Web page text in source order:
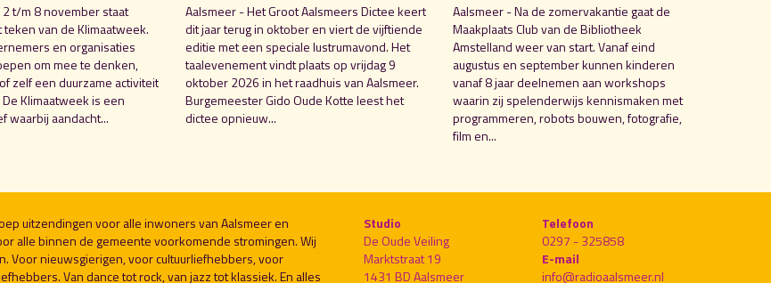
t/m 8 november staat
van de Klimaatweek.
en organisaties
om mee te denken,
zelf een duurzame activiteit
Klimaatweek is een
waarbij aandacht...
Aalsmeer - Het Groot Aalsmeers Dictee keert
dit jaar terug in oktober en viert de vijftiende
editie met een speciale lustrumavond. Het
taalevenement vindt plaats op vrijdag 9
oktober 2026 in het raadhuis van Aalsmeer.
Burgemeester Gido Oude Kotte leest het
dictee opnieuw...
Aalsmeer - Na de zomervakantie gaat de
Maakplaats Club van de Bibliotheek
Amstelland weer van start. Vanaf eind
augustus en september kunnen kinderen
vanaf 8 jaar deelnemen aan workshops
waarin zij spelenderwijs kennismaken met
programmeren, robots bouwen, fotografie,
film en...
uitzendingen voor alle inwoners van Aalsmeer en
alle binnen de gemeente voorkomende stromingen. Wij
Voor nieuwsgierigen, voor cultuurliefhebbers, voor
Van dance tot rock, van jazz tot klassiek. En alles
Studio
De Oude Veiling
Marktstraat 19
1431 BD Aalsmeer
Telefoon
0297 - 325858
E-mail
info@radioaalsmeer.nl